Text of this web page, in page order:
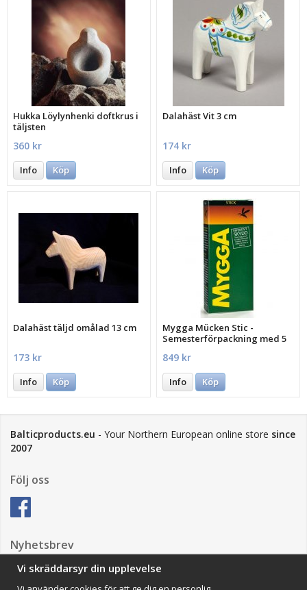
Hukka Löylynhenki doftkrus i
täljsten
360 kr
Info Köp
Dalahäst Vit 3 cm
174 kr
Info Köp
Dalahäst täljd omålad 13 cm
173 kr
Info Köp
Mygga Mücken Stic -
Semesterförpackning med 5
849 kr
Info Köp
Balticproducts.eu - Your Northern European online store since
2007
Följ oss
Nyhetsbrev
Vi skräddarsyr din upplevelse